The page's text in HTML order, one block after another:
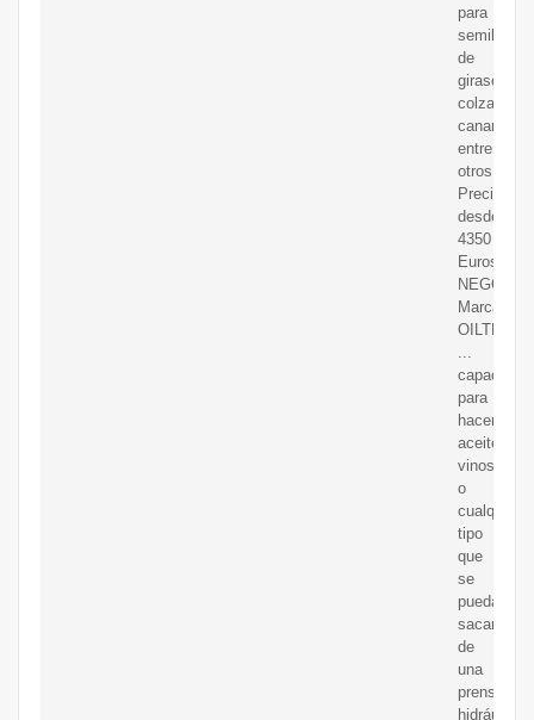
para
semillas
de
girasol,
colza,
canamo,
entre
otros.
Precio
desde
4350
Euros
Marca
OILTECH.
capachos
para
hacer
aceite
vinos
o
cualquier
tipo
que
se
pueda
sacar
de
una
prensa
hidráulica